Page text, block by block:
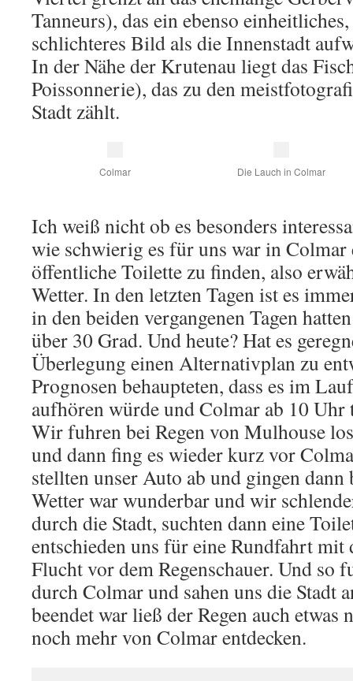
Tanneurs), das ein ebenso
schlichteres Bild als die Innenstadt
In der Nähe der Krutenau liegt das
Poissonnerie), das zu den
Stadt zählt.
Colmar Die Lauch in Colmar
Ich weiß nicht ob es besonders
wie schwierig es für uns war in
öffentliche Toilette zu finden, also
Wetter. In den letzten Tagen ist es
in den beiden vergangenen Tagen
über 30 Grad. Und heute? Hat es
Überlegung einen Alternativplan zu
Prognosen behaupteten, dass es im
aufhören würde und Colmar ab 10 Uhr
Wir fuhren bei Regen von Mulhouse
und dann fing es wieder kurz vor
stellten unser Auto ab und gingen dann
Wetter war wunderbar und wir
durch die Stadt, suchten dann eine
entschieden uns für eine Rundfahrt
Flucht vor dem Regenschauer. Und so
durch Colmar und sahen uns die Stadt
beendet war ließ der Regen auch
noch mehr von Colmar entdecken.